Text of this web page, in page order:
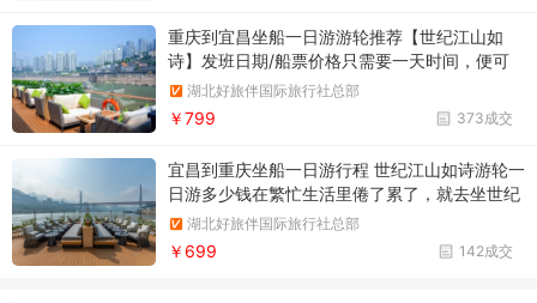
重庆到宜昌坐船一日游游轮推荐【世纪江山如
诗】发班日期/船票价格只需要一天时间，便可
以领略长江三峡的风光，看完西陵峡、巫峡、瞿
塘峡。
湖北好旅伴国际旅行社总部
373成交
￥799
宜昌到重庆坐船一日游行程 世纪江山如诗游轮一
日游多少钱在繁忙生活里倦了累了，就去坐世纪
江山如诗邮轮吧，奔赴一场与长江的浪漫约会。
湖北好旅伴国际旅行社总部
142成交
￥699